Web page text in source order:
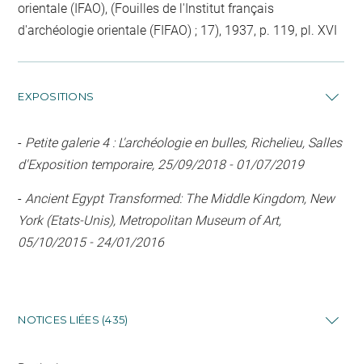
orientale (IFAO), (Fouilles de l'Institut français
d'archéologie orientale (FIFAO) ; 17), 1937, p. 119, pl. XVI
EXPOSITIONS
- Petite galerie 4 : L'archéologie en bulles, Richelieu, Salles
d'Exposition temporaire, 25/09/2018 - 01/07/2019
-Ancient Egypt Transformed: The Middle Kingdom, New
York (Etats-Unis), Metropolitan Museum of Art,
05/10/2015 - 24/01/2016
NOTICES LIÉES (435)